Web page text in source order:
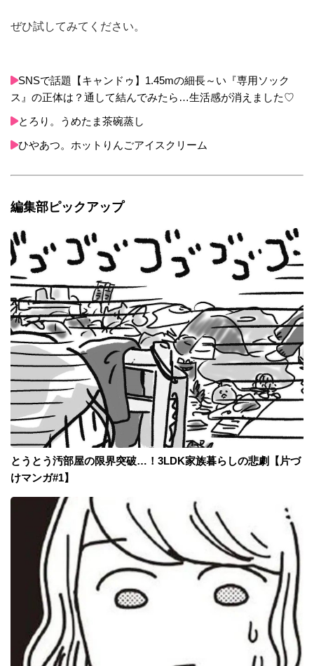
ぜひ試してみてください。
SNSで話題【キャンドゥ】1.45mの細長～い『専用ソック
ス』の正体は？通して結んでみたら…生活感が消えました♡
とろり。うめたま茶碗蒸し
ひやあつ。ホットりんごアイスクリーム
編集部ピックアップ
とうとう汚部屋の限界突破…！3LDK家族暮らしの悲劇【片づ
けマンガ#1】